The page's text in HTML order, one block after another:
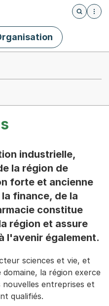
Öffnet
industrielle,
la région de
forte et ancienne
finance, de la
constitue
région et assure
l'avenir également.
sciences et vie, et
la région exerce
entreprises et
qualifiés.